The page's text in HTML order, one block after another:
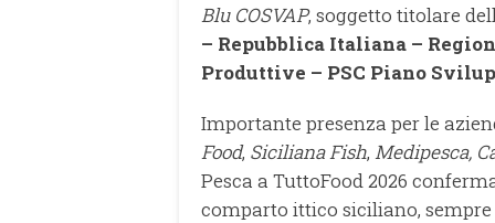
Blu COSVAP, soggetto titolare
– Repubblica Italiana –
Produttive – PSC Piano
Importante presenza per le
Food, Siciliana Fish, Medipesca,
Pesca a TuttoFood 2026
comparto ittico siciliano,